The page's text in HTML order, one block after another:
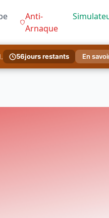
Anti-
Arnaque
56jours restants En